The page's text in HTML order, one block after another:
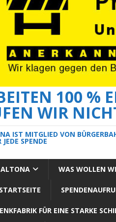
100 %
WIR
IST MITGLIED VON
JEDE SPENDE
ALTONA WAS WOLLEN
STARTSEITE
FÜR EINE STARKE